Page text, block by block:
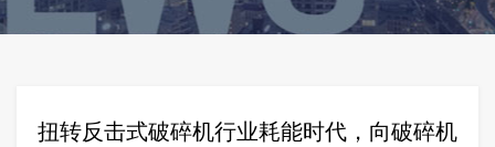
扭转反击式破碎机行业耗能时代，向破碎机